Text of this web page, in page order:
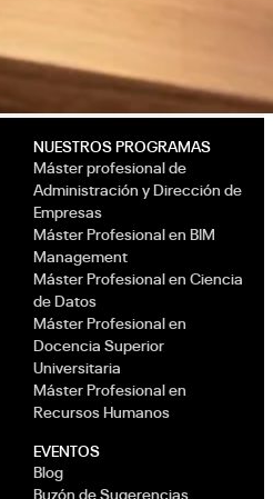
NUESTROS PROGRAMAS
Máster profesional de
Administración y Dirección de
Empresas
Máster Profesional en BIM
Management
Máster Profesional en Ciencia
de Datos
Máster Profesional en
Docencia Superior
Universitaria
Máster Profesional en
Recursos Humanos
EVENTOS
Blog
Buzón de Sugerencias